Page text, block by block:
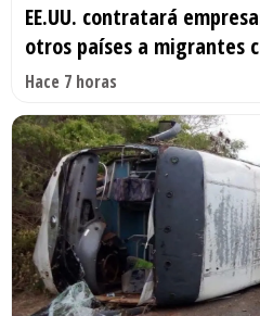
EE.UU. contratará
otros países a migrantes
Hace 7 horas